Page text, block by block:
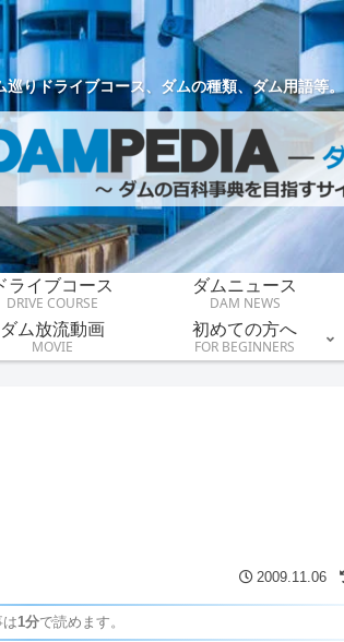
りドライブコース、ダムの種類、ダム用語等
ライブコース
DRIVE COURSE
ダムニュース
DAM NEWS
ダム放流動画
MOVIE
初めての方へ
FOR BEGINNERS
2009.11.06
は1分で読めます。